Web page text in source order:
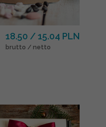
18.50 / 15.04 PLN
brutto / netto